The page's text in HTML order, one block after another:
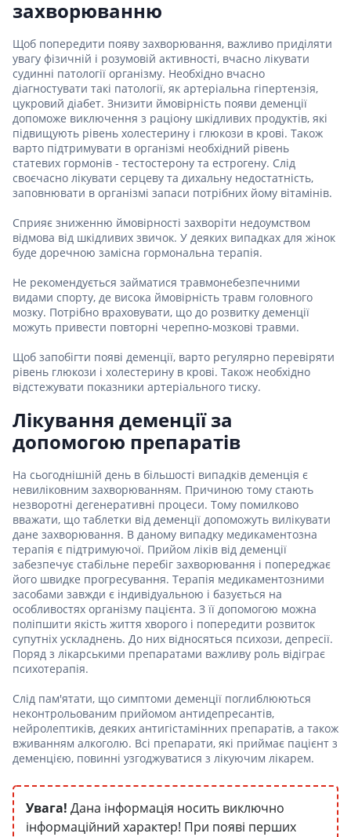
захворюванню
Щоб попередити появу захворювання, важливо приділяти
увагу фізичній і розумовій активності, вчасно лікувати
судинні патології організму. Необхідно вчасно
діагностувати такі патології, як артеріальна гіпертензія,
цукровий діабет. Знизити ймовірність появи деменції
допоможе виключення з раціону шкідливих продуктів, які
підвищують рівень холестерину і глюкози в крові. Також
варто підтримувати в організмі необхідний рівень
статевих гормонів - тестостерону та естрогену. Слід
своєчасно лікувати серцеву та дихальну недостатність,
заповнювати в організмі запаси потрібних йому вітамінів.
Сприяє зниженню ймовірності захворіти недоумством
відмова від шкідливих звичок. У деяких випадках для жінок
буде доречною замісна гормональна терапія.
Не рекомендується займатися травмонебезпечними
видами спорту, де висока ймовірність травм головного
мозку. Потрібно враховувати, що до розвитку деменції
можуть привести повторні черепно-мозкові травми.
Щоб запобігти появі деменції, варто регулярно перевіряти
рівень глюкози і холестерину в крові. Також необхідно
відстежувати показники артеріального тиску.
Лікування деменції за
допомогою препаратів
На сьогоднішній день в більшості випадків деменція є
невиліковним захворюванням. Причиною тому стають
незворотні дегенеративні процеси. Тому помилково
вважати, що таблетки від деменції допоможуть вилікувати
дане захворювання. В даному випадку медикаментозна
терапія є підтримуючої. Прийом ліків від деменції
забезпечує стабільне перебіг захворювання і попереджає
його швидке прогресування. Терапія медикаментозними
засобами завжди є індивідуальною і базується на
особливостях організму пацієнта. З її допомогою можна
поліпшити якість життя хворого і попередити розвиток
супутніх ускладнень. До них відносяться психози, депресії.
Поряд з лікарськими препаратами важливу роль відіграє
психотерапія.
Слід пам'ятати, що симптоми деменції поглиблюються
неконтрольованим прийомом антидепресантів,
нейролептиків, деяких антигістамінних препаратів, а також
вживанням алкоголю. Всі препарати, які приймає пацієнт з
деменцією, повинні узгоджуватися з лікуючим лікарем.
Увага! Дана інформація носить виключно
інформаційний характер! При появі перших